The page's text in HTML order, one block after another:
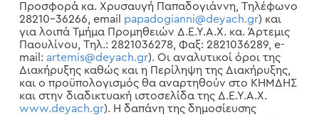
Προσφορά κα. Χρυσαυγή Παπαδογιάννη, Τηλέφωνο
28210-36266, email papadogianni@deyach.gr) και
για λοιπά Τμήμα Προμηθειών Δ.Ε.Υ.Α.Χ. κα. Άρτεμις
Παουλίνου, Τηλ.: 2821036278, Φαξ: 2821036289, e-
mail: artemis@deyach.gr). Οι αναλυτικοί όροι της
Διακήρυξης καθώς και η Περίληψη της Διακήρυξης,
και ο προϋπολογισμός θα αναρτηθούν στο ΚΗΜΔΗΣ
και στην διαδικτυακή ιστοσελίδα της Δ.Ε.Υ.Α.Χ.
www.deyach.gr). Η δαπάνη της δημοσίευσης